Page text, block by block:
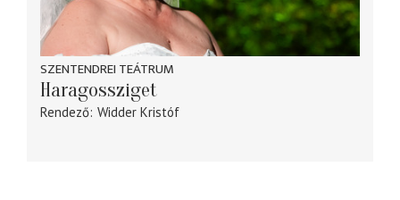
SZENTENDREI TEÁTRUM
Haragossziget
Rendező Widder Kristóf